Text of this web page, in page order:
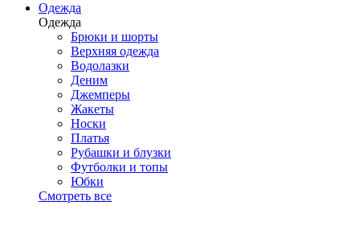
Одежда
Одежда
Брюки и шорты
Верхняя одежда
Водолазки
Деним
Джемперы
Жакеты
Носки
Платья
Рубашки и блузки
Футболки и топы
Юбки
Смотреть все